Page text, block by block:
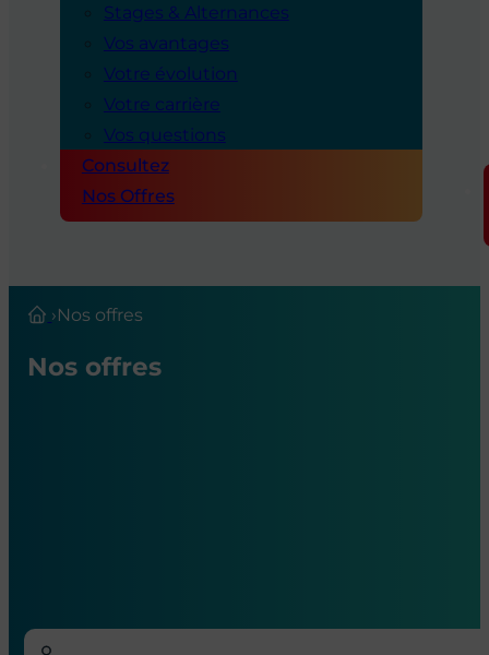
Stages & Alternances
Vos avantages
Votre évolution
Votre carrière
Vos questions
Consultez
Nos Offres
›Nos offres
Nos offres